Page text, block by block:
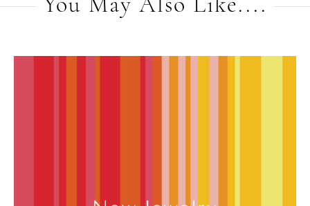
You May Also Like....